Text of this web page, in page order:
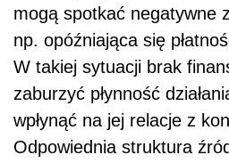
mogą spotkać negatywne
np. opóźniająca się
W takiej sytuacji brak
zaburzyć płynność
wpłynąć na jej relacje z
Odpowiednia struktura